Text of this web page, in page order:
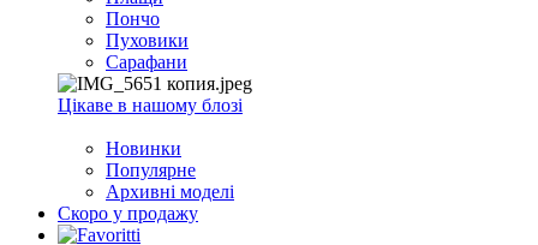
Пончо
Пуховики
Сарафани
Цікаве в нашому блозі
Новинки
Популярне
Архивні моделі
Скоро у продажу